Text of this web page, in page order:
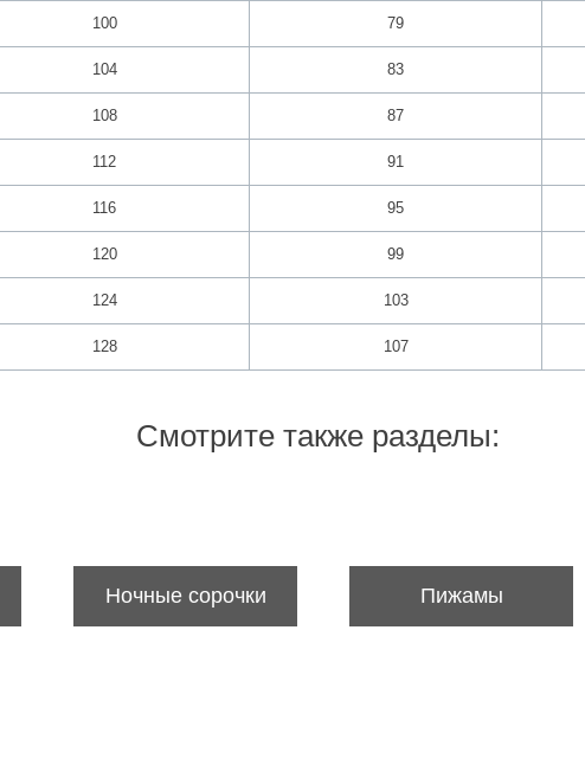
100 79
104 83
108 87
112 91
116 95
120 99
124 103
128 107
Смотрите также разделы:
Ночные сорочки Пижамы